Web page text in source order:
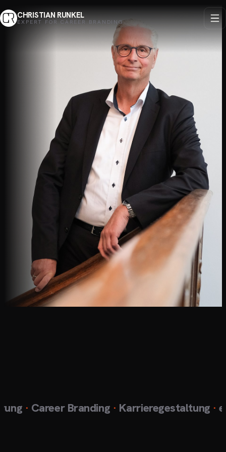
CHRISTIAN RUNKEL
EXPERT FOR CAREER BRANDING
·Career Branding· Karrieregestaltung·